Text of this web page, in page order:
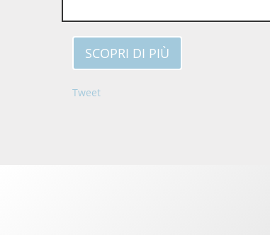
SCOPRI DI PIÙ
Tweet